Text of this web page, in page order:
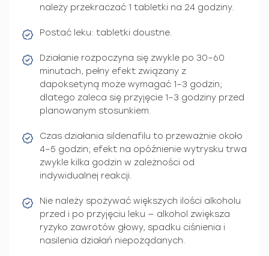
należy przekraczać 1 tabletki na 24 godziny.
Postać leku: tabletki doustne.
Działanie rozpoczyna się zwykle po 30–60
minutach, pełny efekt związany z
dapoksetyną może wymagać 1–3 godzin;
dlatego zaleca się przyjęcie 1–3 godziny przed
planowanym stosunkiem.
Czas działania sildenafilu to przeważnie około
4–5 godzin; efekt na opóźnienie wytrysku trwa
zwykle kilka godzin w zależności od
indywidualnej reakcji.
Nie należy spożywać większych ilości alkoholu
przed i po przyjęciu leku — alkohol zwiększa
ryzyko zawrotów głowy, spadku ciśnienia i
nasilenia działań niepożądanych.